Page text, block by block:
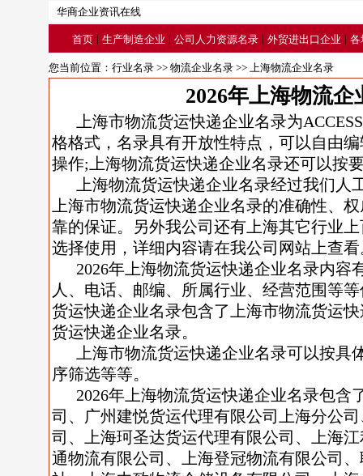
华商企业资讯在线
首页 | 生产制造企业 | 公司人力资源名录 | 外贸进出口企业 | 各
您当前位置： 行业名录 >> 物流企业名录 >> 上海物流企业名录
2026年上海物流企
上海市物流货运快递企业名录为
格格式，名录具有开放性特点，可以自由
操作;上海物流货运快递企业名录还可以按
上海物流货运快递企业名录经过我们人
上海市物流货运快递企业名录的准确性、
靠的保证。另外我公司还有上海其它行业
选择使用，详细内容请在我公司网站上查看
2026年上海物流货运快递企业名录内容
人、电话、邮编、所属行业、经营范围等
货运快递企业名录包含了上海市物流货运
货运快递企业名录。
上海市物流货运快递企业名录可以按具
序筛选等等。
2026年上海物流货运快递企业名录包含
司、广州建悦货运代理有限公司上海分公
司、上海珂圣达货运代理有限公司、上海
通物流有限公司、上海登冠物流有限公司